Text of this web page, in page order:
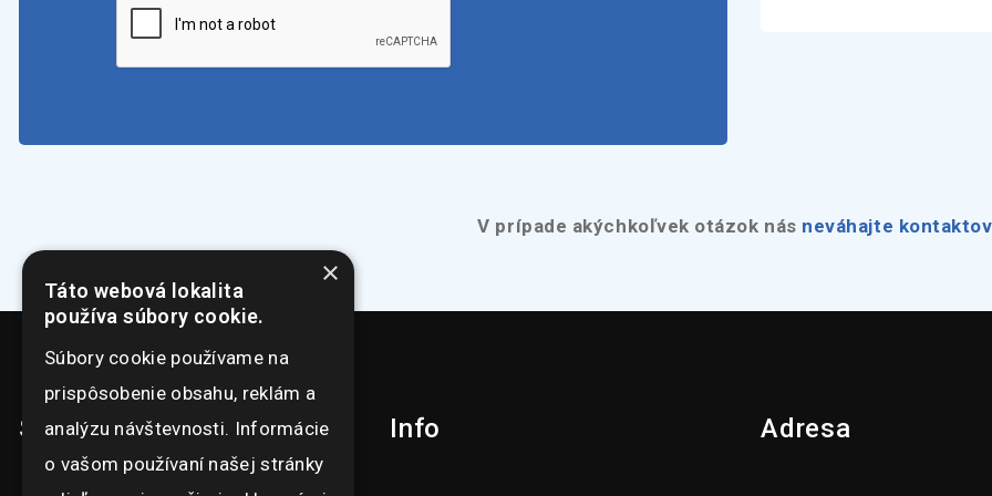
V prípade akýchkoľvek otázok nás neváhajte
Sortiment Info Adresa
×
Táto webová lokalita
používa súbory cookie.
Súbory cookie používame na
prispôsobenie obsahu, reklám a
analýzu návštevnosti. Informácie
o vašom používaní našej stránky